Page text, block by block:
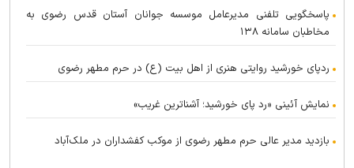
پاسخگویی تلفنی مدیرعامل موسسه جوانان آستان قدس رضوی به
مخاطبان سامانه ۱۳۸
ردپای خورشید روایتی هنری از اهل بیت (ع) در حرم مطهر رضوی
نمایش آئینی «رد پای خورشید؛ آشناترین غریب»
بازدید مدیر عالی حرم مطهر رضوی از موکب کفشداران در ملک‌آباد